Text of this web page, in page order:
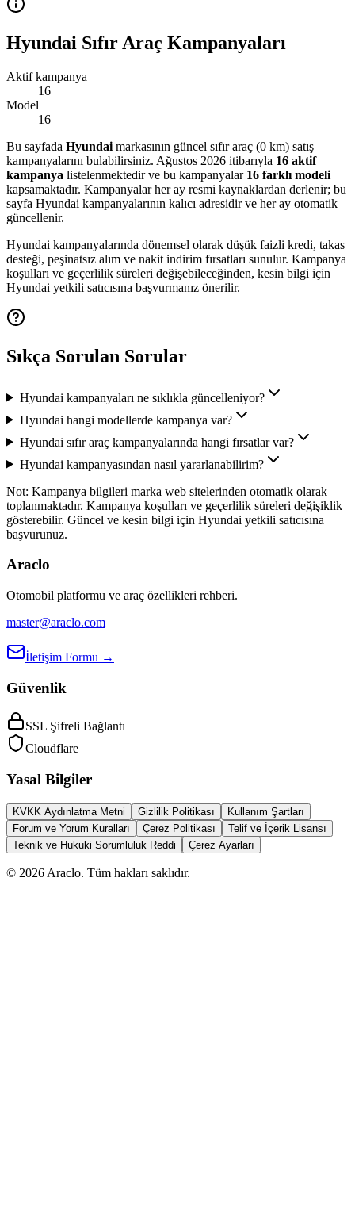
Hyundai Sıfır Araç Kampanyaları
Aktif kampanya
16
Model
16
Bu sayfada Hyundai markasının güncel sıfır araç (0 km) satış
kampanyalarını bulabilirsiniz. Ağustos 2026 itibarıyla 16 aktif
kampanya listelenmektedirve bu kampanyalar 16 farklı modeli
kapsamaktadır. Kampanyalar her ay resmi kaynaklardan derlenir; bu
sayfa Hyundai kampanyalarının kalıcı adresidir ve her ay otomatik
güncellenir.
Hyundai kampanyalarında dönemsel olarak düşük faizli kredi, takas
desteği, peşinatsız alım ve nakit indirim fırsatları sunulur. Kampanya
koşulları ve geçerlilik süreleri değişebileceğinden, kesin bilgi için
Hyundai yetkili satıcısına başvurmanız önerilir.
Sıkça Sorulan Sorular
Hyundai kampanyaları ne sıklıkla güncelleniyor?
Hyundai hangi modellerde kampanya var?
Hyundai sıfır araç kampanyalarında hangi fırsatlar var?
Hyundai kampanyasından nasıl yararlanabilirim?
Not: Kampanya bilgileri marka web sitelerinden otomatik olarak
toplanmaktadır. Kampanya koşulları ve geçerlilik süreleri değişiklik
gösterebilir. Güncel ve kesin bilgi için Hyundai yetkili satıcısına
başvurunuz.
Araclo
Otomobil platformu ve araç özellikleri rehberi.
master@araclo.com
İletişim Formu →
Güvenlik
SSL Şifreli Bağlantı
Cloudflare
Yasal Bilgiler
KVKK Aydınlatma Metni Gizlilik Politikası
Kullanım Şartları
Forum ve Yorum Kuralları
Çerez Politikası
Telif ve İçerik Lisansı
Teknik ve Hukuki Sorumluluk Reddi
Çerez Ayarları
© 2026 Araclo. Tüm hakları saklıdır.